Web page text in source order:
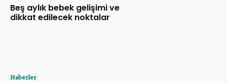
Beş aylık bebek gelişimi ve
dikkat edilecek noktalar
Haberler